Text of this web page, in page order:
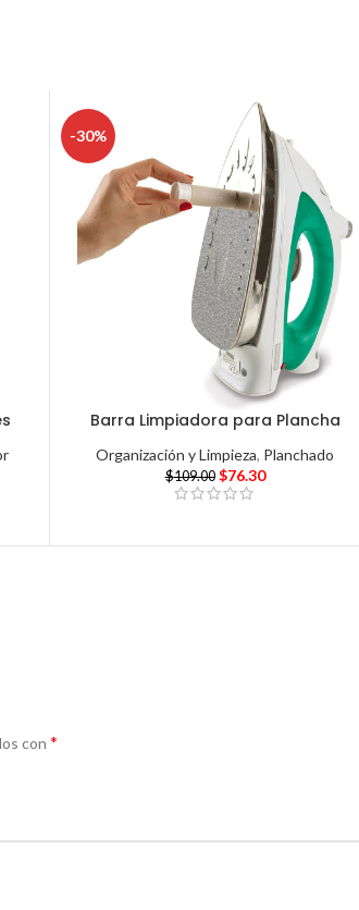
-30%
Barra Limpiadora para Plancha
Organización y Limpieza, Planchado
$109.00 $76.30
con *